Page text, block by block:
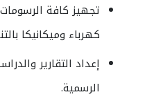
تجهيز كافة الرسومات
كهرباء وميكانيكا
إعداد التقارير
الرسمية.